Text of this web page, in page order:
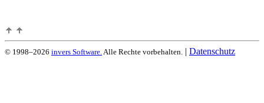
© 1998–2026 invers Software. Alle Rechte vorbehalten. | Datenschutz